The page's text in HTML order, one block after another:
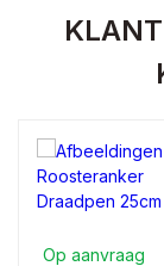
Op aanvraag